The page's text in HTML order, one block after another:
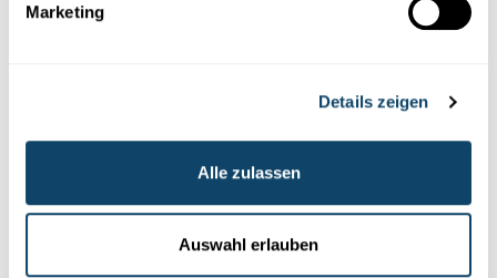
Marketing
Details zeigen
Alle zulassen
Auswahl erlauben
der ersten Spalte auf dem Foto zu sehen. Mit diesen 9
entweder 1 Mutter (Spalte 2) oder 2 Muttern (Spalte 3)
hinzugefügt werden, was jeweils weitere 9 Zustände
ergibt. Dadurch können die 26 Buchstaben des
Alphabets dargestellt werden. Wenn man auch die
Zahlen 0 bis 9 kodieren möchte, genügt es, eine dritte